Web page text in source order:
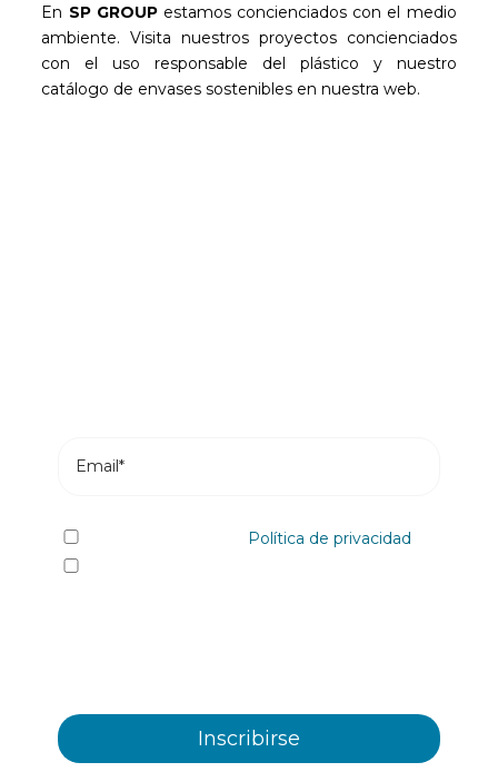
En SP GROUPestamos concienciados con el medio
ambiente. Visita nuestros proyectos concienciados
con el uso responsable del plástico y nuestro
catálogo de envases sostenibles en nuestra web.
Política de privacidad